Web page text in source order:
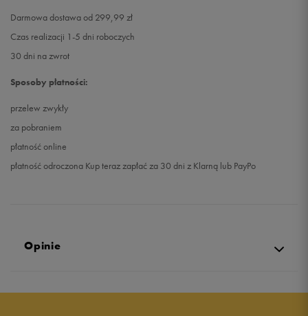
Darmowa dostawa od 299,99 zł
Czas realizacji 1-5 dni roboczych
30 dni na zwrot
Sposoby płatności:
przelew zwykły
za pobraniem
płatność online
płatność odroczona Kup teraz zapłać za 30 dni z Klarną lub PayPo
Opinie